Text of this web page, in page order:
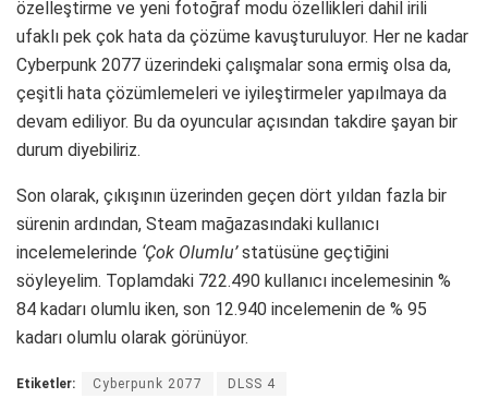
özelleştirme ve yeni fotoğraf modu özellikleri dahil irili
ufaklı pek çok hata da çözüme kavuşturuluyor. Her ne kadar
Cyberpunk 2077 üzerindeki çalışmalar sona ermiş olsa da,
çeşitli hata çözümlemeleri ve iyileştirmeler yapılmaya da
devam ediliyor. Bu da oyuncular açısından takdire şayan bir
durum diyebiliriz.
Son olarak, çıkışının üzerinden geçen dört yıldan fazla bir
sürenin ardından, Steam mağazasındaki kullanıcı
incelemelerinde ‘Çok Olumlu’statüsüne geçtiğini
söyleyelim. Toplamdaki 722.490 kullanıcı incelemesinin %
84 kadarı olumlu iken, son 12.940 incelemenin de % 95
kadarı olumlu olarak görünüyor.
Etiketler: Cyberpunk 2077 DLSS 4